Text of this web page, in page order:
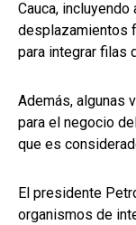
Cauca,
desplazamientos
para integrar filas
Además, algunas
para el negocio
que es
El presidente
organismos de